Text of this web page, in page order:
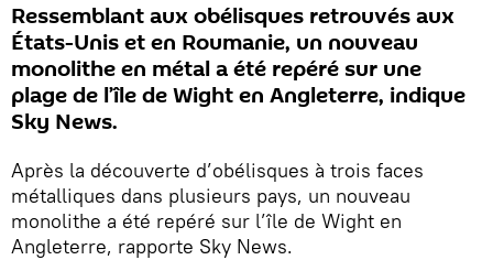
Ressemblant aux obélisques retrouvés aux
États-Unis et en Roumanie, un nouveau
monolithe en métal a été repéré sur une
plage de l’île de Wight en Angleterre, indique
Sky News.
Après la découverte d’obélisques à trois faces
métalliques dans plusieurs pays, un nouveau
monolithe a été repéré sur l’île de Wight en
Angleterre, rapporte Sky News.